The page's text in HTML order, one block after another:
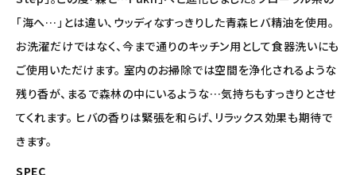
アカウント情報
ようこそ ゲスト 様
meeting_room ログイン person 会員登録
「海へ…」とは違い、ウッディなすっきりした青森ヒバ精油を使用。
お洗濯だけではなく、今まで通りのキッチン用として食器洗いにも
ご使用いただけます。 室内のお掃除では空間を浄化されるような
残り香が、まるで森林の中にいるような…気持ちもすっきりとさせ
てくれます。 ヒバの香りは緊張を和らげ、リラックス効果も期待で
きます。
SPEC